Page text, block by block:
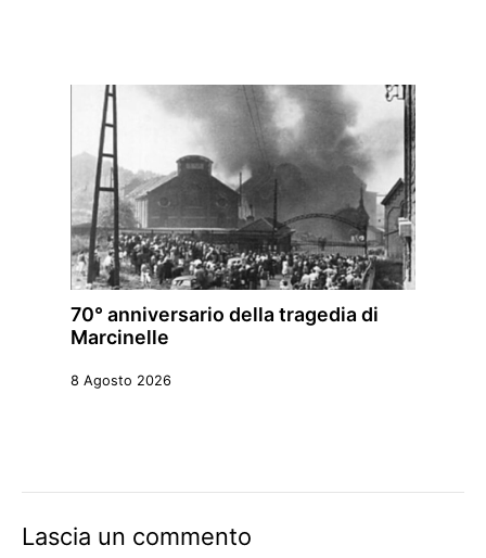
70° anniversario della tragedia di
Marcinelle
8 Agosto 2026
Lascia un commento